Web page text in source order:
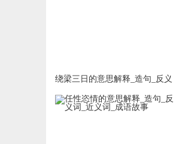
绕梁三日的意思解释_造句_反义
词_近义词_成语故事